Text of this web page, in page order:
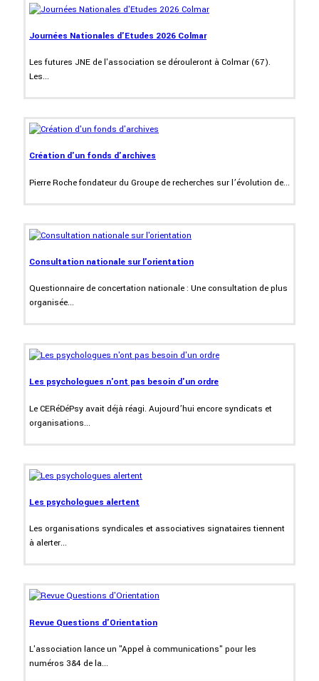
Journées Nationales d'Etudes 2026 Colmar
Les futures JNE de l'association se dérouleront à Colmar (67).
Les...
Création d'un fonds d'archives
Pierre Roche fondateur du Groupe de recherches sur l’évolution de...
Consultation nationale sur l'orientation
Questionnaire de concertation nationale : Une consultation de plus
organisée...
Les psychologues n'ont pas besoin d'un ordre
Le CERéDéPsy avait déjà réagi. Aujourd’hui encore syndicats et
organisations...
Les psychologues alertent
Les organisations syndicales et associatives signataires tiennent
à alerter...
Revue Questions d'Orientation
L'association lance un "Appel à communications" pour les
numéros 3&4 de la...